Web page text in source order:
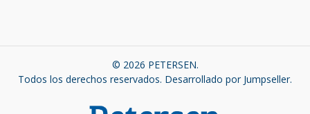
© 2026 PETERSEN.
Todos los derechos reservados. Desarrollado por Jumpseller.